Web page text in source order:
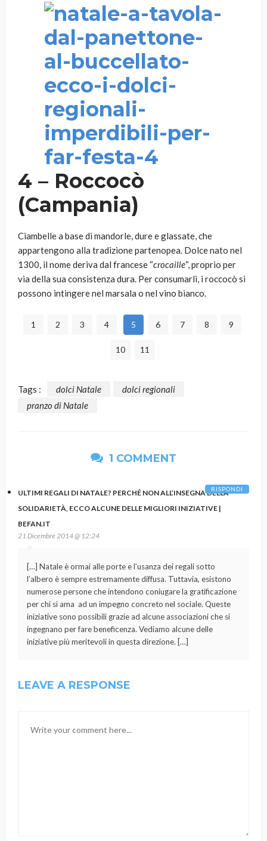
4 – Roccocò
(Campania)
Ciambelle a base di mandorle, dure e glassate, che
appartengono alla tradizione partenopea. Dolce nato nel
1300, il nome deriva dal francese “crocaille“, proprio per
via della sua consistenza dura. Per consumarli, i roccocò si
possono intingere nel marsala o nel vino bianco.
1 2 3 4 5 6 7 8 9
10 11
Tags : dolci Natale
dolci regionali
pranzo di Natale
1 COMMENT
ULTIMI REGALI DI NATALE? PERCHÉ NON ALL’INSEGNA DELLA
SOLIDARIETÀ, ECCO ALCUNE DELLE MIGLIORI INIZIATIVE |
BEFAN.IT
21 Dicembre 2014 @ 12:24
[…] Natale è ormai alle porte e l’usanza dei regali sotto
l’albero è sempre estremamente diffusa. Tuttavia, esistono
numerose persone che intendono coniugare la gratificazione
per chi si ama ad un impegno concreto nel sociale. Queste
iniziative sono possibili grazie ad alcune associazioni che si
ingegnano per fare beneficenza. Vediamo alcune delle
iniziative più meritevoli in questa direzione. […]
RISPONDI
LEAVE A RESPONSE